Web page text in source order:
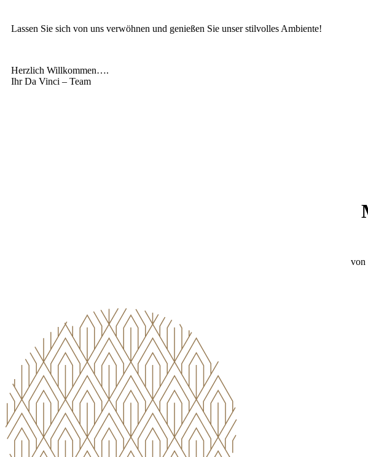
Lassen Sie sich von uns verwöhnen und genießen Sie unser stilvolles Ambiente!
Herzlich Willkommen….
Ihr Da Vinci – Team
von